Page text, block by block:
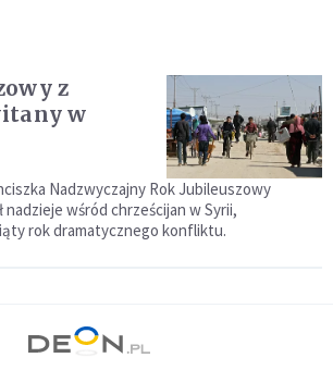
z
w
Nadzwyczajny Rok Jubileuszowy
nadzieje wśród chrześcijan w Syrii,
rok dramatycznego konfliktu.